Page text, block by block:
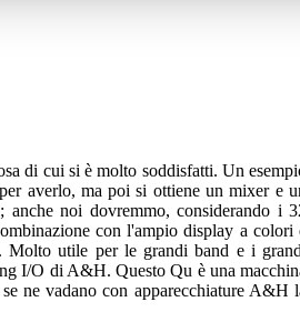
di cui si è molto soddisfatti. Un
averlo, ma poi si ottiene un mixer e
noi dovremmo, considerando i
con l'ampio display a colori
Molto utile per le grandi band e i
I/O di A&H. Questo Qu è una
ne vadano con apparecchiature A&H